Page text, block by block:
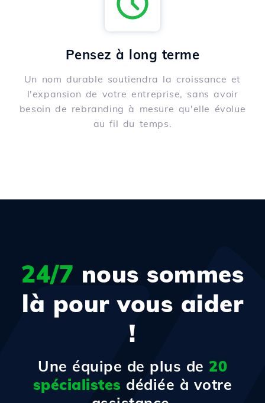
Pensez à long terme
Un nom durable soutiendra la croissance et
l'expansion de votre entreprise, sans avoir
besoin de rebranding à mesure qu'elle évolue
au fil du temps.
24/7 nous sommes
là pour vous aider
!
Une équipe de plus de 20
spécialistes dédiée à votre